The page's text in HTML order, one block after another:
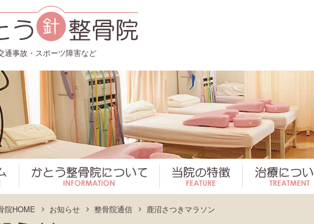
通事故・スポーツ障害など
ホーム かとう整骨院について当院の特徴
院HOME お知らせ 整骨院通信 鹿沼さつきマラソン